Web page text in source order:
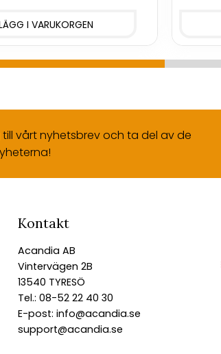
till vårt nyhetsbrev och ta del av de
Kontakt
Acandia AB
Vintervägen 2B
13540 TYRESÖ
Tel.: 08-52 22 40 30
E-post: info@acandia.se
support@acandia.se